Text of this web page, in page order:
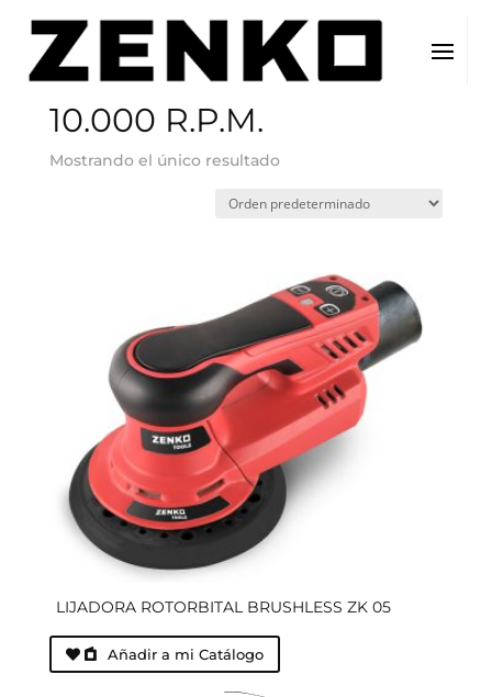
Inicio / Velocidad del producto / 10.000 R.P.M.
10.000 R.P.M.
Mostrando el único resultado
LIJADORA ROTORBITAL BRUSHLESS ZK 05
Añadir a mi Catálogo